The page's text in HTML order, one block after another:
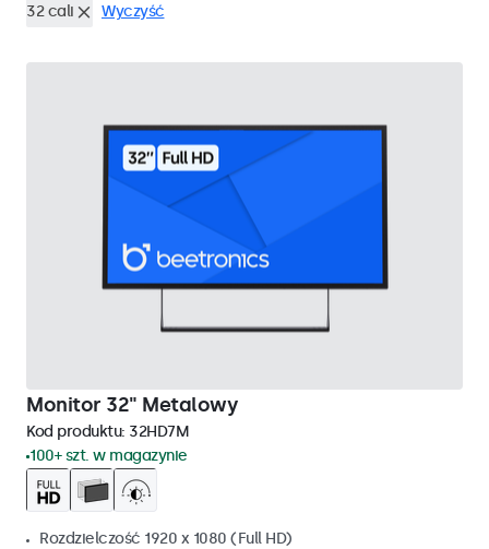
32 cali Wyczyść
Monitor 32" Metalowy
Kod produktu: 32HD7M
100+ szt. w magazynie
Rozdzielczość 1920 x 1080 (Full HD)